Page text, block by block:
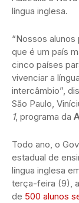
língua inglesa.
“Nossos
que é um país
cinco países
vivenciar a
intercâmbio”,
São Paulo,
1, programa da
Todo ano, o
estadual de
língua inglesa
terça-feira (9),
de 500 alunos